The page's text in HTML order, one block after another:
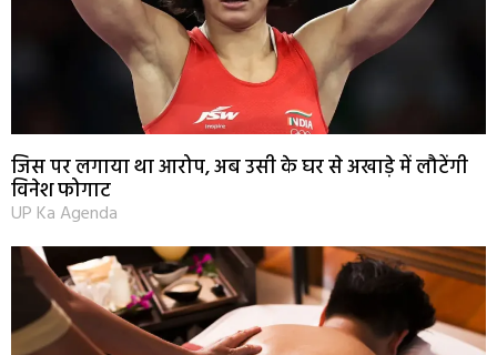
जिस पर लगाया था आरोप, अब उसी के घर से अखाड़े में लौटेंगी
विनेश फोगाट
UP Ka Agenda